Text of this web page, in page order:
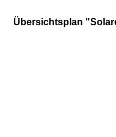
Übersichtsplan